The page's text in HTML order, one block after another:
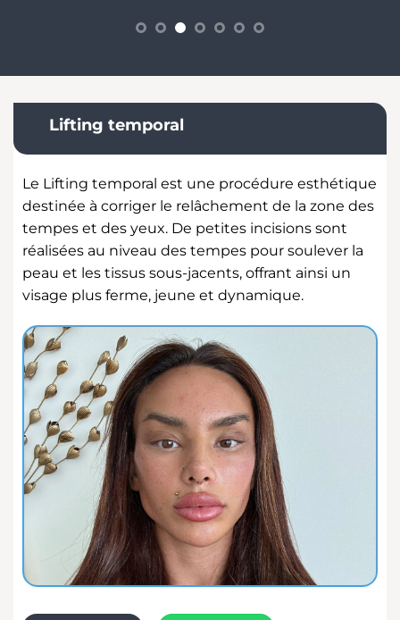
Lifting temporal
Le Lifting temporal est une procédure esthétique
destinée à corriger le relâchement de la zone des
tempes et des yeux. De petites incisions sont
réalisées au niveau des tempes pour soulever la
peau et les tissus sous-jacents, offrant ainsi un
visage plus ferme, jeune et dynamique.